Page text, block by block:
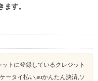
ます。
トに登録しているクレジット
ータイ払い,auかんたん決済,ソ